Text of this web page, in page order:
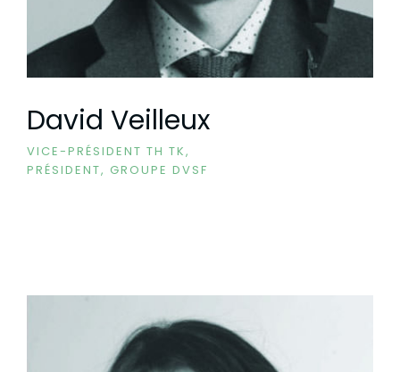
David Veilleux
VICE-PRÉSIDENT TH TK,
PRÉSIDENT, GROUPE DVSF